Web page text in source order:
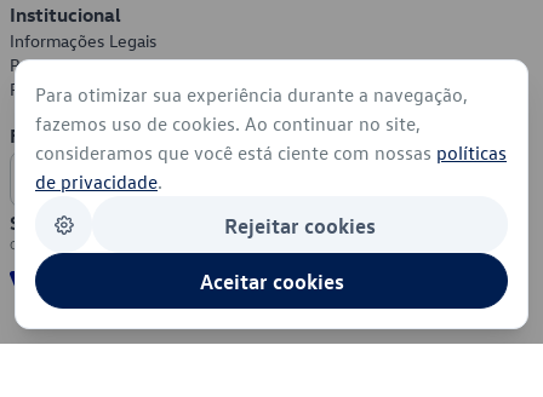
Institucional
Informações Legais
Política de Privacidade
Política de Cookies
Formas de Pagamento
Segurança
Para otimizar sua experiência durante a navegação,
fazemos uso de cookies. Ao continuar no site,
consideramos que você está ciente com nossas políticas
de privacidade.
Rejeitar cookies
Aceitar cookies